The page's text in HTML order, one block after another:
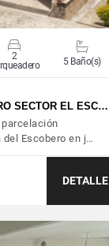
2
5 Baño(s)
SECTOR EL ESC…
parcelación
Escobero en j…
DETALLE